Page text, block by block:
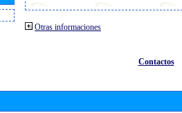
Otras informaciones
Contactos